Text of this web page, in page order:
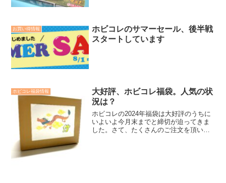
お買い得情報
ホビコレのサマーセール、後半戦
スタートしています
ホビコレ福袋情報
大好評、ホビコレ福袋。人気の状
況は？
ホビコレの2024年福袋は大好評のうちに
いよいよ今月末までと締切が迫ってきま
した。さて、たくさんのご注文を頂いた